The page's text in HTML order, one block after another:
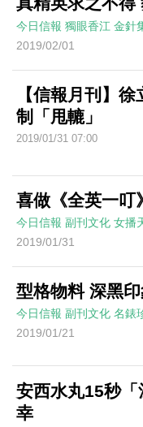
今日信報 獨眼香江 金針
2019/02/01
【信報月刊】
制「甩轆」
2019/01/31 07:00
喜做《全英一叮
今日信報 副刊文化 女播
2019/01/31
型格物料 深黑
今日信報 副刊文化 名錶
2019/01/21
安西水丸15秒「
幸